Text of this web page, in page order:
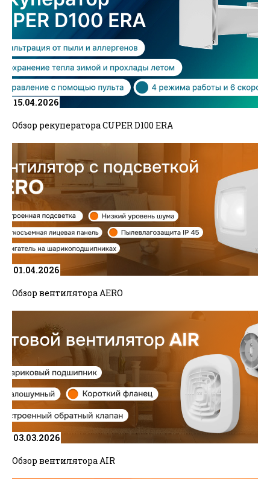
Запомнить меня на этом компьютере
Регистрация
Забыли свой пароль?
15.04.2026
Обзор рекуператора CUPER D100 ERA
01.04.2026
Обзор вентилятора AERO
03.03.2026
Обзор вентилятора AIR